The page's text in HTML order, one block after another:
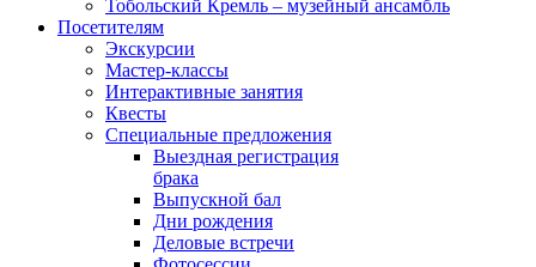
Тобольский Кремль – музейный ансамбль
Посетителям
Экскурсии
Мастер-классы
Интерактивные занятия
Квесты
Специальные предложения
Выездная регистрация
брака
Выпускной бал
Дни рождения
Деловые встречи